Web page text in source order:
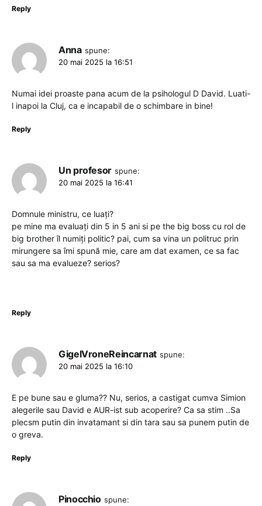
Reply
Anna spune:
20 mai 2025 la 16:51
Numai idei proaste pana acum de la psihologul D David. Luati-
l inapoi la Cluj, ca e incapabil de o schimbare in bine!
Reply
Un profesor spune:
20 mai 2025 la 16:41
Domnule ministru, ce luați?
pe mine ma evaluați din 5 in 5 ani si pe the big boss cu rol de
big brother îl numiți politic? pai, cum sa vina un politruc prin
mirungere sa îmi spună mie, care am dat examen, ce sa fac
sau sa ma evalueze? serios?
Reply
GigelVroneReincarnat spune:
20 mai 2025 la 16:10
E pe bune sau e gluma?? Nu, serios, a castigat cumva Simion
alegerile sau David e AUR-ist sub acoperire? Ca sa stim ..Sa
plecsm putin din invatamant si din tara sau sa punem putin de
o greva.
Reply
Pinocchio spune: